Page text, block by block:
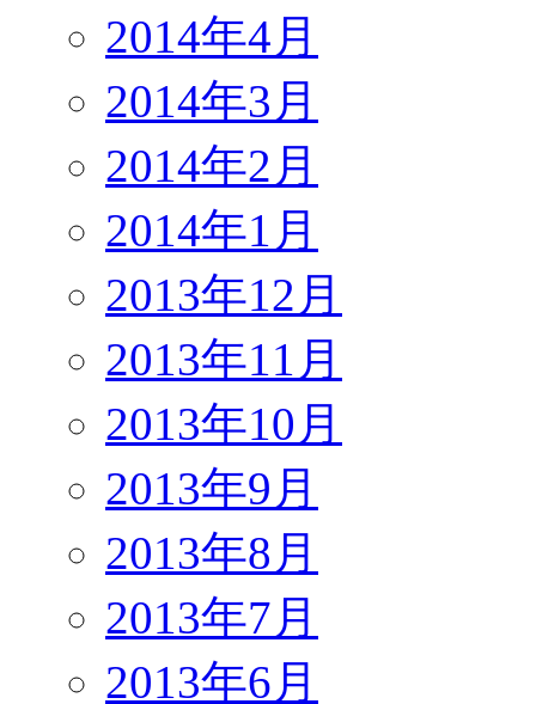
2014年4月
2014年3月
2014年2月
2014年1月
2013年12月
2013年11月
2013年10月
2013年9月
2013年8月
2013年7月
2013年6月